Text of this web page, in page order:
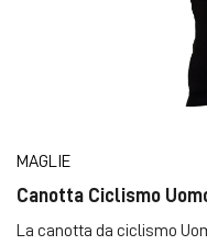
MAGLIE
Canotta Ciclismo
La canotta da ciclismo